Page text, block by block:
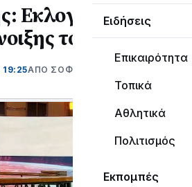
Ειδήσεις
Επικαιρότητα
Τοπικά
Αθλητικά
Πολιτισμός
Εκπομπές
Εκλογές στο
του 2023
ΑΠΌ ΣΟΦΙΑ ΚΑΥΚΟΠΟΥΛΟΥ